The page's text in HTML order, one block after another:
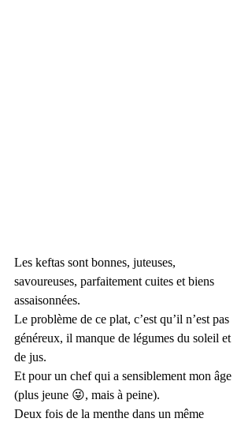
Les keftas sont bonnes, juteuses,
savoureuses, parfaitement cuites et biens
assaisonnées.
Le problème de ce plat, c’est qu’il n’est pas
généreux, il manque de légumes du soleil et
de jus.
Et pour un chef qui a sensiblement mon âge
(plus jeune 😜, mais à peine).
Deux fois de la menthe dans un même